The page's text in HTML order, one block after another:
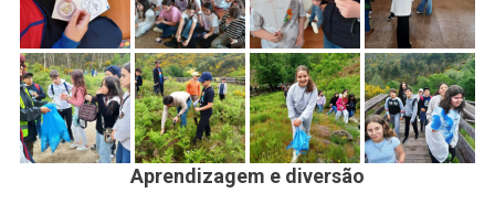
Aprendizagem e diversão